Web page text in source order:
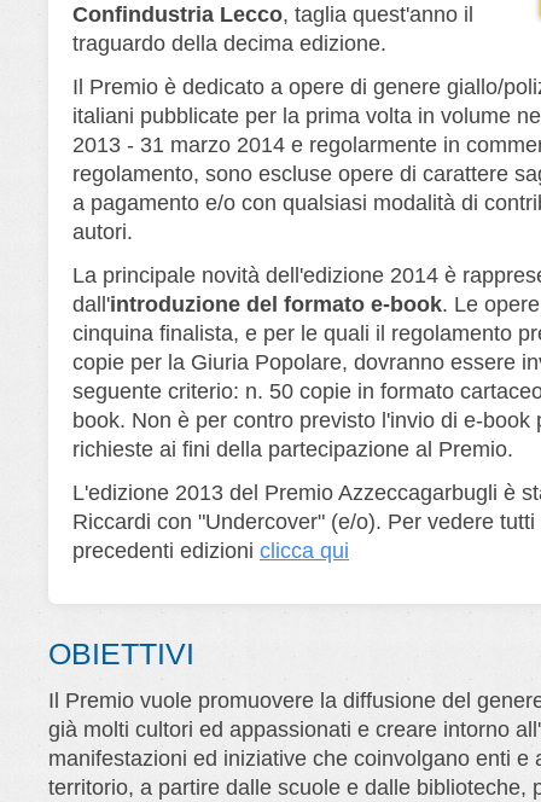
Confindustria Lecco, taglia quest'anno il
traguardo della decima edizione.
Il Premio è dedicato a opere di genere giallo/
italiani pubblicate per la prima volta in volume
2013 - 31 marzo 2014 e regolarmente in
regolamento, sono escluse opere di carattere
a pagamento e/o con qualsiasi modalità di
autori.
La principale novità dell'edizione 2014 è
dall'introduzione del formato e-book. Le
cinquina finalista, e per le quali il regolamento
copie per la Giuria Popolare, dovranno essere
seguente criterio: n. 50 copie in formato
book. Non è per contro previsto l'invio di e-book
richieste ai fini della partecipazione al Premio.
L'edizione 2013 del Premio Azzeccagarbugli è
Riccardi con "Undercover" (e/o). Per vedere
precedenti edizioni clicca qui
OBIETTIVI
Il Premio vuole promuovere la diffusione del
già molti cultori ed appassionati e creare intorno
manifestazioni ed iniziative che coinvolgano enti e
territorio, a partire dalle scuole e dalle biblioteche,